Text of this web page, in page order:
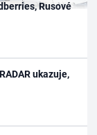
Rusové
ukazuje,